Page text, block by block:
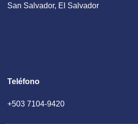
San Salvador, El Salvador
Teléfono
+503 7104-9420